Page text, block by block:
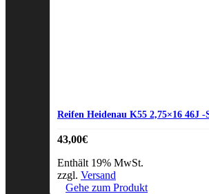
Reifen Heidenau K55 2,75×16 46J
43,00€
Enthält 19% MwSt.
zzgl. Versand
Gehe zum Produkt